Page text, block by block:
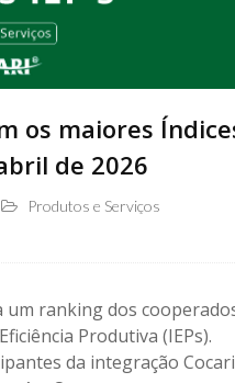
os maiores
de 2026
Produtos e Serviços
um ranking dos
Produtiva (IEPs).
da integração